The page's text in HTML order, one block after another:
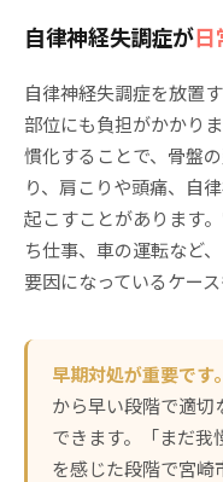
自律神経失調症が日
自律神経失調症を放置
部位にも負担がかかり
慣化することで、骨盤
り、肩こりや頭痛、自
起こすことがあります
ち仕事、車の運転など
要因になっているケー
早期対処が重要です。
から早い段階で適
できます。「まだ我
を感じた段階で宮崎